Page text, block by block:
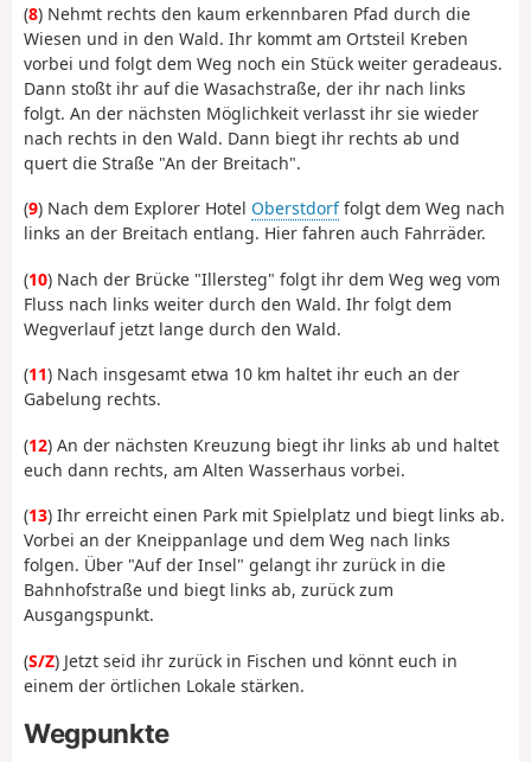
(8) Nehmt rechts den kaum erkennbaren Pfad durch die
Wiesen und in den Wald. Ihr kommt am Ortsteil Kreben
vorbei und folgt dem Weg noch ein Stück weiter geradeaus.
Dann stoßt ihr auf die Wasachstraße, der ihr nach links
folgt. An der nächsten Möglichkeit verlasst ihr sie wieder
nach rechts in den Wald. Dann biegt ihr rechts ab und
quert die Straße "An der Breitach".
(9) Nach dem Explorer Hotel Oberstdorffolgt dem Weg nach
links an der Breitach entlang. Hier fahren auch Fahrräder.
(10) Nach der Brücke "Illersteg" folgt ihr dem Weg weg vom
Fluss nach links weiter durch den Wald. Ihr folgt dem
Wegverlauf jetzt lange durch den Wald.
(11) Nach insgesamt etwa 10 km haltet ihr euch an der
Gabelung rechts.
(12) An der nächsten Kreuzung biegt ihr links ab und haltet
euch dann rechts, am Alten Wasserhaus vorbei.
(13) Ihr erreicht einen Park mit Spielplatz und biegt links ab.
Vorbei an der Kneippanlage und dem Weg nach links
folgen. Über "Auf der Insel" gelangt ihr zurück in die
Bahnhofstraße und biegt links ab, zurück zum
Ausgangspunkt.
(S/Z) Jetzt seid ihr zurück in Fischen und könnt euch in
einem der örtlichen Lokale stärken.
Wegpunkte